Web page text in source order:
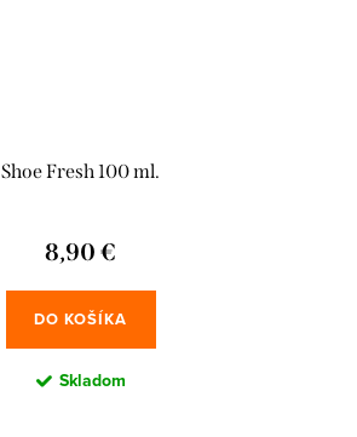
Shoe Fresh 100 ml.
8,90 €
DO KOŠÍKA
Skladom